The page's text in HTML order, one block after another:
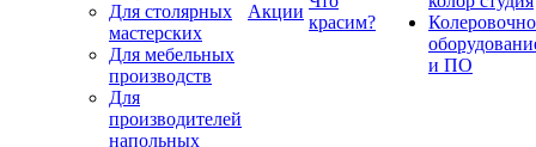
Для столярных
мастерских
Для мебельных
производств
Для
производителей
напольных
Акции
красим?
и ПО